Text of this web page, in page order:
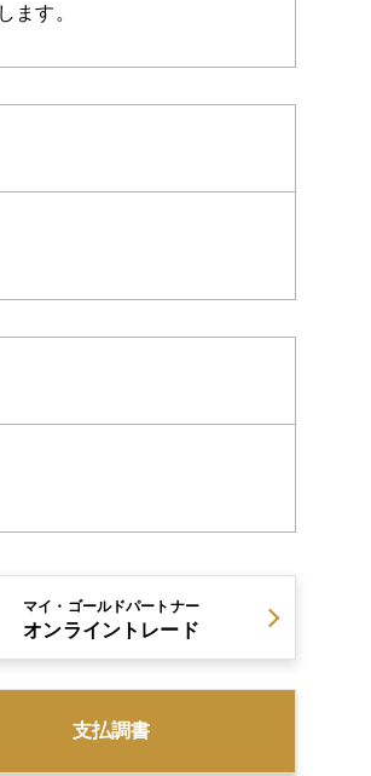
ます。
マイ・ゴールドパートナー
オンライントレード
支払調書